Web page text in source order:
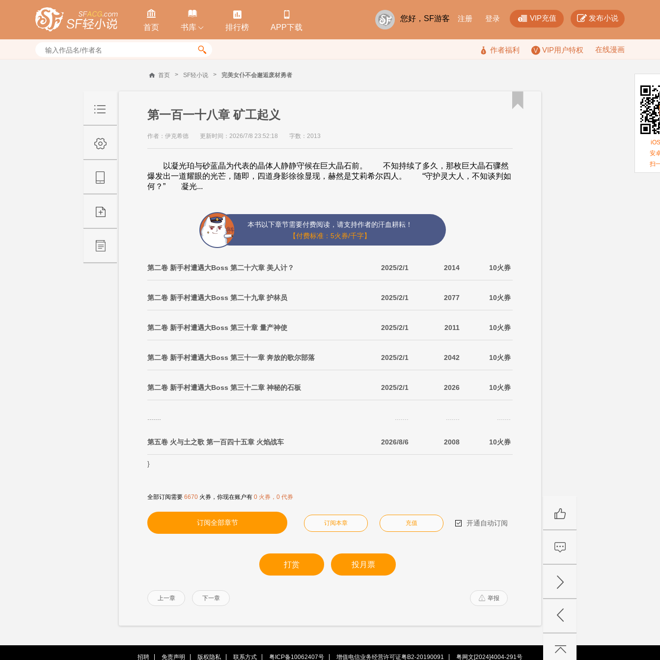

首页

书库 

排行榜

APP下载
您好，SF游客 注册 登录  VIP充值  发布小说
  作者福利 VIP用户特权 在线漫画
首页 > SF轻小说 > 完美女仆不会邂逅废材勇者
第一百一十八章 矿工起义
作者：伊克希德 更新时间：2026/7/8 23:52:18 字数：2013
以凝光珀与砂蓝晶为代表的晶体人静静守候在巨大晶石前。 不知持续了多久，那枚巨大晶石骤然
爆发出一道耀眼的光芒，随即，四道身影徐徐显现，赫然是艾莉希尔四人。 “守护灵大人，不知谈判如
何？” 凝光...
本书以下章节需要付费阅读，请支持作者的汗血耕耘！
【付费标准：5火券/千字】
第二卷 新手村遭遇大Boss 第二十六章 美人计？ 2025/2/1 2014 10火券
第二卷 新手村遭遇大Boss 第二十九章 护林员 2025/2/1 2077 10火券
第二卷 新手村遭遇大Boss 第三十章 量产神使 2025/2/1 2011 10火券
第二卷 新手村遭遇大Boss 第三十一章 奔放的歌尔部落 2025/2/1 2042 10火券
第二卷 新手村遭遇大Boss 第三十二章 神秘的石板 2025/2/1 2026 10火券
第五卷 火与土之歌 第一百四十五章 火焰战车 2026/8/6 2008 10火券
}
全部订阅需要 6670 火券，你现在账户有 0 火券，0 代券
订阅全部章节 订阅本章 充值  开通自动订阅
打赏 投月票
上一章 下一章  举报

招聘 免责声明 版权隐私 联系方式 粤ICP备10062407号 增值电信业务经营许可证粤B2-20190091 粤网文[2024]4004-291号
安
扫